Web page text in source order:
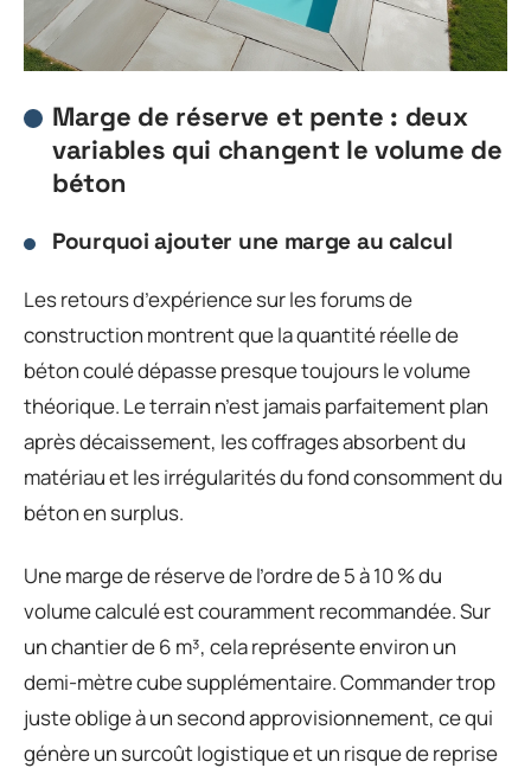
Marge de réserve et pente : deux
variables qui changent le volume de
béton
Pourquoi ajouter une marge au calcul
Les retours d’expérience sur les forums de
construction montrent que la quantité réelle de
béton coulé dépasse presque toujours le volume
théorique. Le terrain n’est jamais parfaitement plan
après décaissement, les coffrages absorbent du
matériau et les irrégularités du fond consomment du
béton en surplus.
Une marge de réserve de l’ordre de 5 à 10 % du
volume calculé est couramment recommandée. Sur
un chantier de 6 m³, cela représente environ un
demi-mètre cube supplémentaire. Commander trop
juste oblige à un second approvisionnement, ce qui
génère un surcoût logistique et un risque de reprise